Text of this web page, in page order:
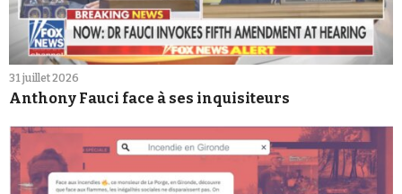
31 juillet 2026
Anthony Fauci face à ses inquisiteurs